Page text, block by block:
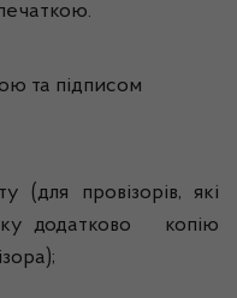
та підписом
провізорів, які
додатково копію